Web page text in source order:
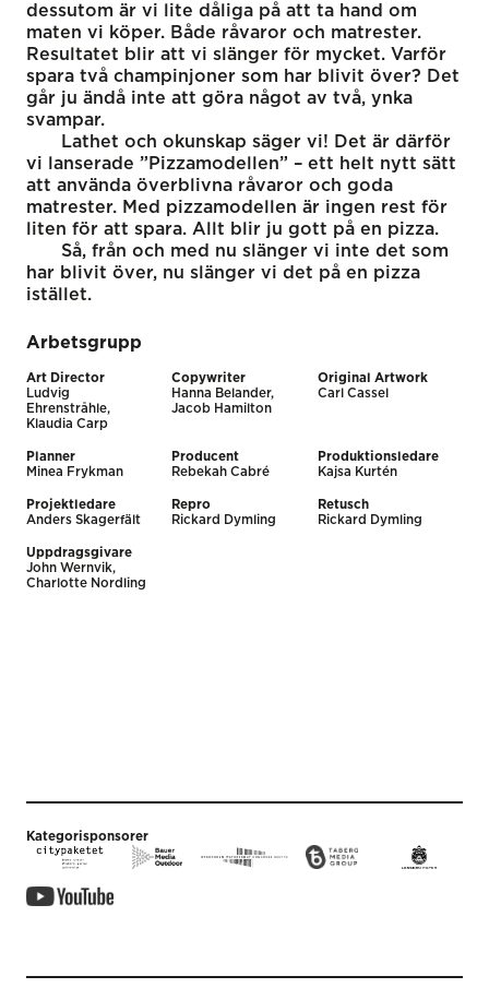
dessutom är vi lite dåliga på att ta hand om
maten vi köper. Både råvaror och matrester.
Resultatet blir att vi slänger för mycket. Varför
spara två champinjoner som har blivit över? Det
går ju ändå inte att göra något av två, ynka
svampar.
Lathet och okunskap säger vi! Det är därför
vi lanserade ”Pizzamodellen” – ett helt nytt sätt
att använda överblivna råvaror och goda
matrester. Med pizzamodellen är ingen rest för
liten för att spara. Allt blir ju gott på en pizza.
Så, från och med nu slänger vi inte det som
har blivit över, nu slänger vi det på en pizza
istället.
Arbetsgrupp
Art Director
Ludvig
Ehrenstråhle,
Klaudia Carp
Copywriter
Hanna Belander,
Jacob Hamilton
Original Artwork
Carl Cassel
Planner
Minea Frykman
Producent
Rebekah Cabré
Produktionsledare
Kajsa Kurtén
Projektledare
Anders Skagerfält
Repro
Rickard Dymling
Retusch
Rickard Dymling
Uppdragsgivare
John Wernvik,
Charlotte Nordling
Kategorisponsorer